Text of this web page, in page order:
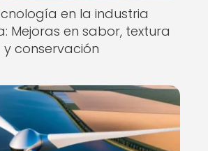
en la industria
Mejoras en sabor, textura
y conservación